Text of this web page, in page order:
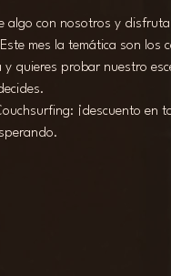
algo con nosotros y
mes la temática son los
y quieres probar nuestro
¡descuento en